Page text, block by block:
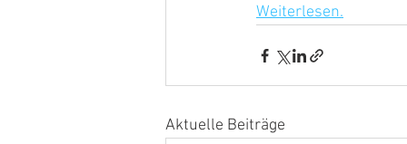
Weiterlesen.
Aktuelle Beiträge